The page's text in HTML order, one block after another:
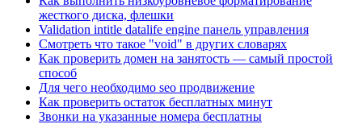
жесткого диска, флешки
Validation intitle datalife engine панель управления
Смотреть что такое "void" в других словарях
Как проверить домен на занятость — самый простой
способ
Для чего необходимо seo продвижение
Как проверить остаток бесплатных минут
Звонки на указанные номера бесплатны